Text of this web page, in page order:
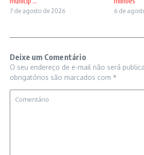
7 de agosto de 2026 6 de
Deixe um Comentário
O seu endereço de e-mail não será
obrigatórios são marcados com *